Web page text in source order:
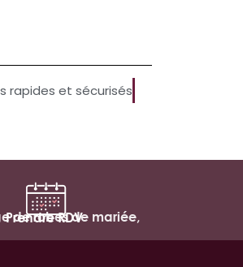
rapides et sécurisés
de robes de mariée,
Prendre RDV